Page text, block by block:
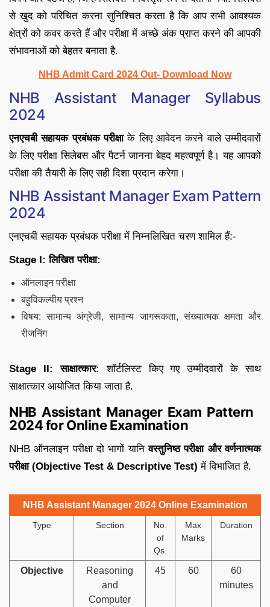
से खुद को परिचित करना सुनिश्चित करता है कि आप सभी आवश्यक
क्षेत्रों को कवर करते हैं और परीक्षा में अच्छे अंक प्राप्त करने की आपकी
संभावनाओं को बेहतर बनाता है.
NHB Admit Card 2024 Out- Download Now
NHB Assistant Manager Syllabus
2024
एनएचबी सहायक प्रबंधक परीक्षाके लिए आवेदन करने वाले उम्मीदवारों
के लिए परीक्षा सिलेबस और पैटर्न जानना बेहद महत्वपूर्ण है। यह आपको
परीक्षा की तैयारी के लिए सही दिशा प्रदान करेगा।
NHB Assistant Manager Exam Pattern
2024
एनएचबी सहायक प्रबंधक परीक्षा में निम्नलिखित चरण शामिल हैं:-
Stage I: लिखित परीक्षा:
ऑनलाइन परीक्षा
बहुविकल्पीय प्रश्न
विषय: सामान्य अंग्रेजी, सामान्य जागरूकता, संख्यात्मक क्षमता और
रीजनिंग
Stage II: साक्षात्कार: शॉर्टलिस्ट किए गए उम्मीदवारों के साथ
साक्षात्कार आयोजित किया जाता है.
NHB Assistant Manager Exam Pattern
2024 for Online Examination
NHB ऑनलाइन परीक्षा दो भागों यानिवस्तुनिष्ठ परीक्षा और वर्णनात्मक
परीक्षा (Objective Test & Descriptive Test) में विभाजित है.
NHB Assistant Manager 2024 Online Examination
Type Section
No.
of
Qs.
Max
Marks
Duration
Objective
Reasoning
and
Computer
45 60
60
minutes